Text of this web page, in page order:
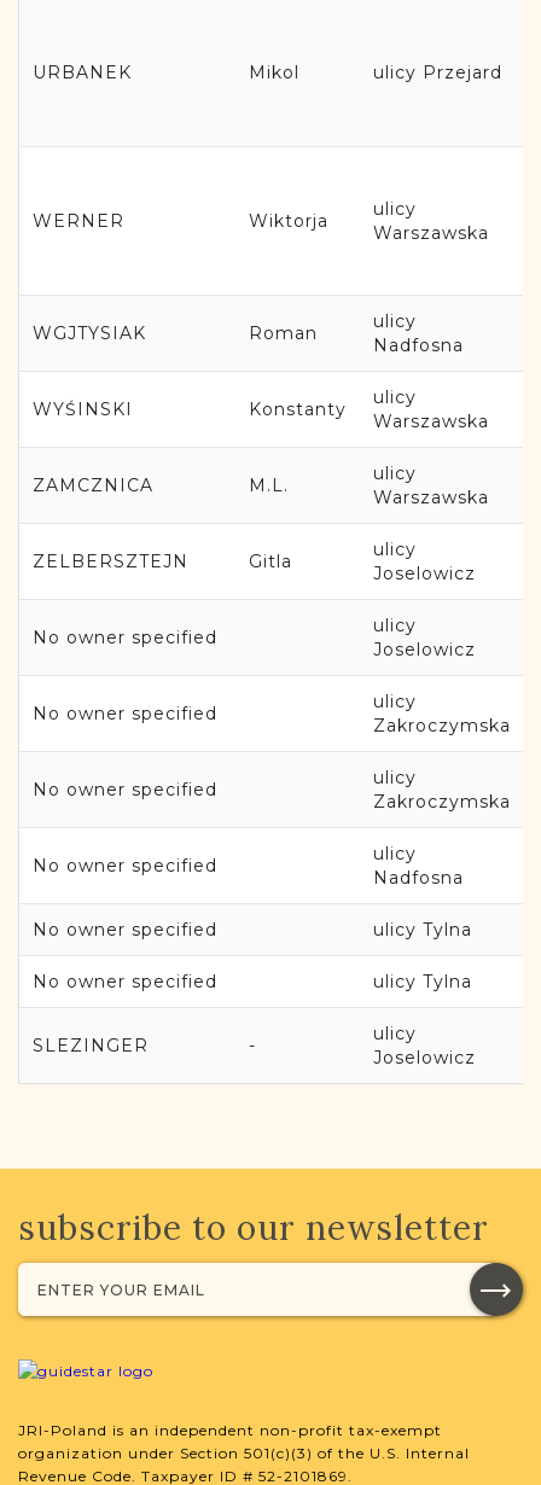
URBANEK Mikol ulicy Przejard
WERNER Wiktorja
ulicy
Warszawska
WGJTYSIAK Roman
ulicy
Nadfosna
WYŚINSKI Konstanty
ulicy
Warszawska
ZAMCZNICA M.L.
ulicy
Warszawska
ZELBERSZTEJN Gitla
ulicy
Joselowicz
No owner specified
ulicy
Joselowicz
No owner specified
ulicy
Zakroczymska
No owner specified
ulicy
Zakroczymska
No owner specified
ulicy
Nadfosna
No owner specified ulicy Tylna
No owner specified ulicy Tylna
SLEZINGER -
ulicy
Joselowicz
subscribe to our newsletter
JRI-Poland is an independent non-profit tax-exempt
organization under Section 501(c)(3) of the U.S. Internal
Revenue Code. Taxpayer ID # 52-2101869.